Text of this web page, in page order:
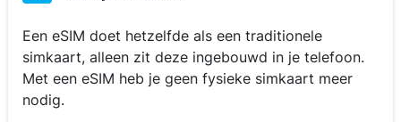
Een eSIM doet hetzelfde als een traditionele
simkaart, alleen zit deze ingebouwd in je telefoon.
Met een eSIM heb je geen fysieke simkaart meer
nodig.